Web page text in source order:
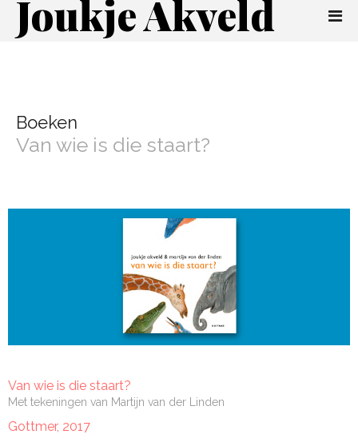
Joukje Akveld
Boeken
Van wie is die staart?
Van wie is die staart?
Met tekeningen van Martijn van der Linden
Gottmer, 2017